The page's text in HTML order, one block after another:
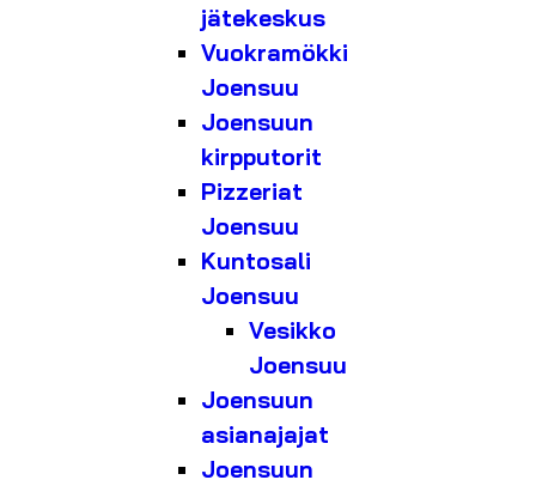
jätekeskus
Vuokramökki
Joensuu
Joensuun
kirpputorit
Pizzeriat
Joensuu
Kuntosali
Joensuu
Vesikko
Joensuu
Joensuun
asianajajat
Joensuun